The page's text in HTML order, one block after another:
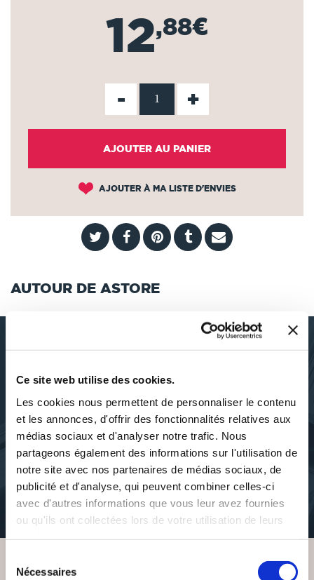
Ce site web utilise des cookies.
Les cookies nous permettent de personnaliser le contenu
et les annonces, d'offrir des fonctionnalités relatives aux
médias sociaux et d'analyser notre trafic. Nous
partageons également des informations sur l'utilisation de
notre site avec nos partenaires de médias sociaux, de
publicité et d'analyse, qui peuvent combiner celles-ci
avec d'autres informations que vous leur avez fournies
ou qu'ils ont collectées lors de votre utilisation de leurs
Nécessaires
12,88€
- +
AJOUTER AU PANIER
AJOUTER À MA LISTE D'ENVIES
AUTOUR DE ASTORE
DÉCOUVRIR ASTORE
À PROPOS DE L'AUTEUR
ha ha , je suis beau comme un barbeau , aussi bavard q'une carpe
koi , doré comme un poisson pané , le peskit idéal koi !! ha ha